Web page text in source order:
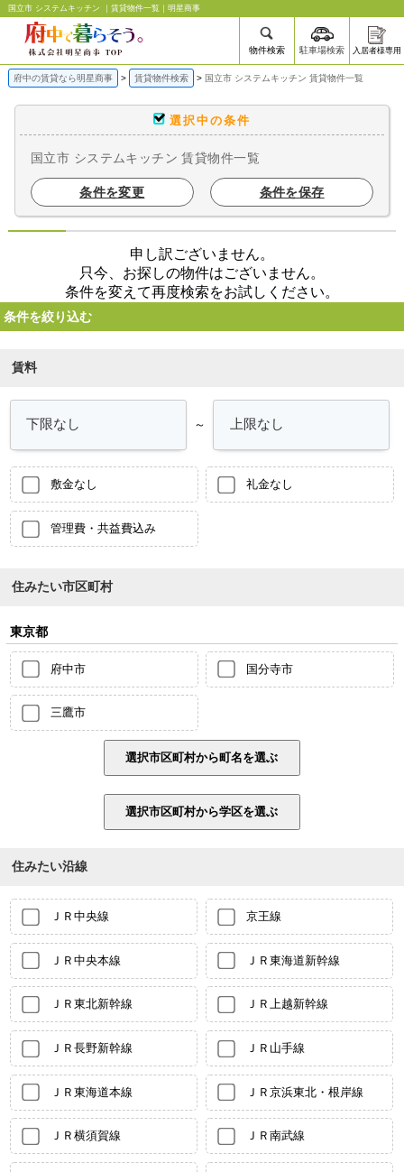
国立市 システムキッチン ｜賃貸物件一覧｜明星商事
物件検索 駐車場検索 入居者様専用
府中の賃貸なら明星商事 賃貸物件検索 国立市 システムキッチン 賃貸物件一覧
選択中の条件
国立市 システムキッチン 賃貸物件一覧
条件を変更 条件を保存
申し訳ございません。
只今、お探しの物件はございません。
条件を変えて再度検索をお試しください。
条件を絞り込む
賃料
～
敷金なし 礼金なし
管理費・共益費込み
住みたい市区町村
東京都
府中市 国分寺市
三鷹市
住みたい沿線
ＪＲ中央線 京王線
ＪＲ中央本線 ＪＲ東海道新幹線
ＪＲ東北新幹線 ＪＲ上越新幹線
ＪＲ長野新幹線 ＪＲ山手線
ＪＲ東海道本線 ＪＲ京浜東北・根岸線
ＪＲ横須賀線 ＪＲ南武線